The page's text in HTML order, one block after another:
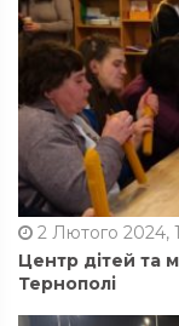
2 Лютого 2024,
Центр дітей та
Тернополі